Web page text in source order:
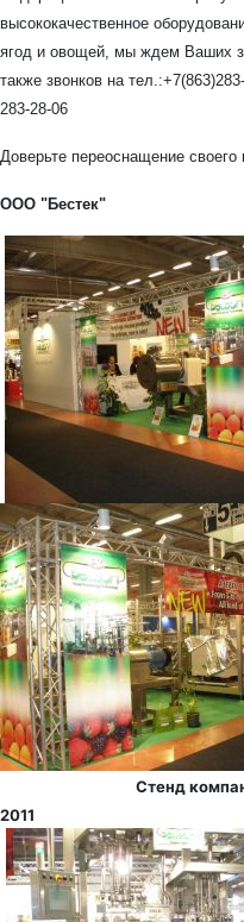
высококачественное
ягод и овощей, мы ждем Ваших
также звонков на
283-28-06
Доверьте переоснащение
ООО "Бестек"
Стенд
2011